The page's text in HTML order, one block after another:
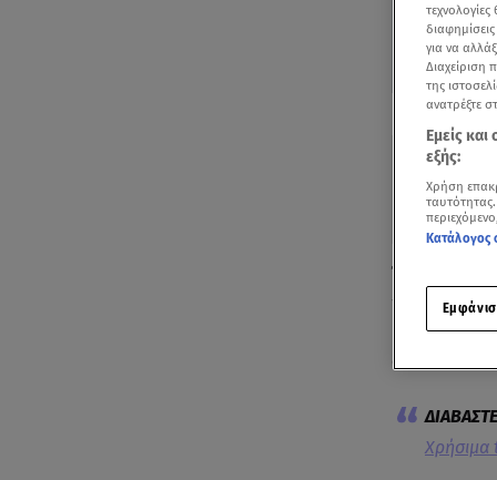
Δείτε
Πρόσθηκη
Όπως κάθε
τα διάφορα
και μια
Χρήσιμα
για να
Διαχείριση
της
ανατρέξτε
Εμείς
εξής:
Χρήση
Κατάλογος